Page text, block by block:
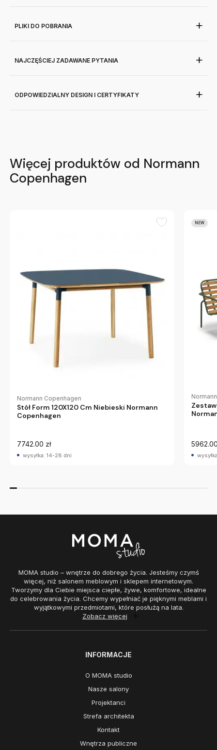
PLIKI DO POBRANIA
NAJCZĘŚCIEJ ZADAWANE PYTANIA
ODPOWIEDZIALNY DESIGN I CERTYFIKATY
Więcej produktów od Normann
Copenhagen
Normann Copenhagen
Stół Form 120X120 Cm Niebieski Normann
Copenhagen
7742.00 zł
wysyłka: 14-28 dni
NEW
MOMA studio – wnętrze do dobrego życia. Jesteśmy czymś
więcej, niż salonem meblowym i sklepem internetowym.
Tworzymy dla Ciebie miejsca ciepłe, żywe, komfortowe, idealne
do celebrowania życia. Chcemy wypełniać je pięknymi meblami i
wyjątkowymi przedmiotami, które posłużą na lata.
Zobacz więcej
INFORMACJE
O MOMA studio
Nasze salony
Projektanci
Strefa architekta
Kontakt
Wnętrza publiczne